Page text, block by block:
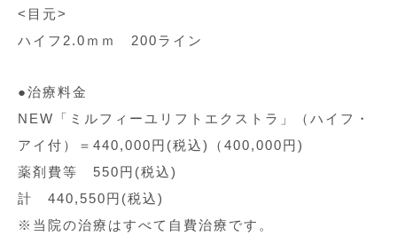
<目元>
ハイフ2.0ｍｍ 200ライン
●治療料金
NEW「ミルフィーユリフトエクストラ」（ハイフ・
アイ付）＝440,000円(税込)（400,000円)
薬剤費等 550円(税込)
計 440,550円(税込)
※当院の治療はすべて自費治療です。